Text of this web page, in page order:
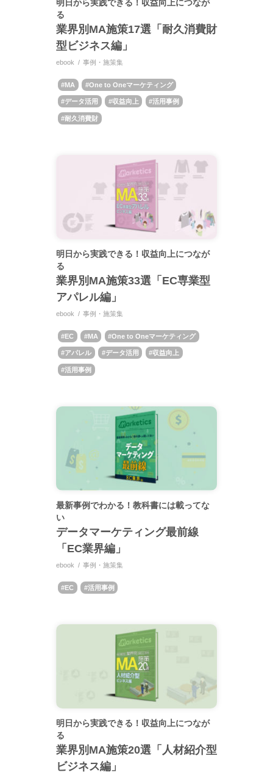
明日から実践できる！収益向上につなが
る
業界別MA施策17選「耐久消費財
型ビジネス編」
ebook 事例・施策集
MA One to Oneマーケティング
データ活用 収益向上 活用事例
耐久消費財
明日から実践できる！収益向上につなが
る
業界別MA施策33選「EC専業型
アパレル編」
ebook 事例・施策集
EC MA One to Oneマーケティング
アパレル データ活用 収益向上
活用事例
最新事例でわかる！教科書には載ってな
い
データマーケティング最前線
「EC業界編」
ebook 事例・施策集
EC 活用事例
明日から実践できる！収益向上につなが
る
業界別MA施策20選「人材紹介型
ビジネス編」